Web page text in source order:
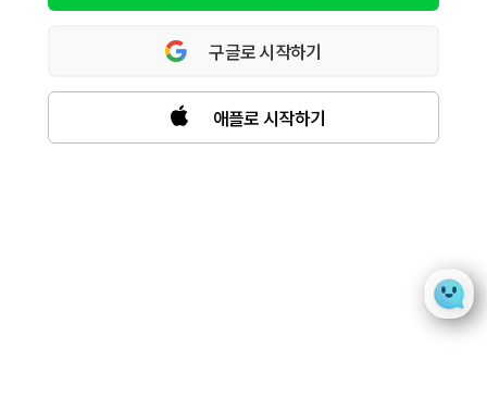
구글로 시작하기
애플로 시작하기